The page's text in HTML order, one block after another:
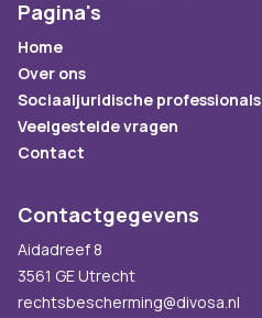
Pagina's
Home
Over ons
Sociaaljuridische professionals
Veelgestelde vragen
Contact
Contactgegevens
Aidadreef 8
3561 GE Utrecht
rechtsbescherming@divosa.nl